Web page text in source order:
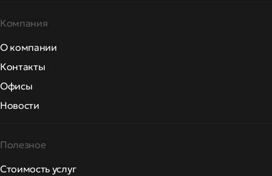
Компания
О компании
Контакты
Офисы
Новости
Полезное
Стоимость услуг